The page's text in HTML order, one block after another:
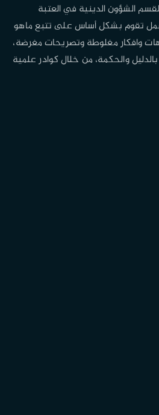
الشؤون الدينية في العتبة
عمل تقوم بشكل أساس على تتبع ماهو
وافكار مغلوطة وتصريحات مغرضة،
والحكمة، من خلال كوادر علمية